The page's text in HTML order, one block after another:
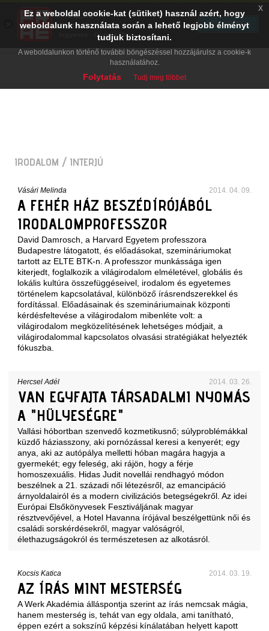
IRODALOM / INTERJÚ
Vásári Melinda 2014. 04. 09.
A FEHÉR HÁZ BESZÉDÍRÓJÁBÓL
IRODALOMPROFESSZOR
David Damrosch , a Harvard Egyetem professzora
Budapestre látogatott, és előadásokat, szemináriumokat
tartott az ELTE BTK-n . A professzor munkássága igen
kiterjedt, foglalkozik a világirodalom elméletével, globális és
lokális kultúra összefüggéseivel, irodalom és egyetemes
történelem kapcsolatával, különböző írásrendszerekkel és
fordítással. Előadásainak és szemináriumainak központi
kérdésfeltevése a világirodalom mibenléte volt: a
világirodalom megközelítésének lehetséges módjait, a
világirodalommal kapcsolatos olvasási stratégiákat helyezték
fókuszba.
Hercsel Adél 2014. 03. 26.
VAN EGYFAJTA TÁRSADALMI NYOMÁS
A "HÜLYESÉGRE"
Vallási hóbortban szenvedő kozmetikusnő; súlyproblémákkal
küzdő háziasszony, aki pornózással keresi a kenyerét; egy
anya, aki az autópálya melletti hóban magára hagyja a
gyermekét; egy feleség, aki rájön, hogy a férje
homoszexuális. Hidas Judit novellái rendhagyó módon
beszélnek a 21. századi női létezésről, az emancipáció
árnyoldalairól és a modern civilizációs betegségekről. Az idei
Európai Elsőkönyvesek Fesztiváljának magyar
résztvevőjével, a Hotel Havanna írójával beszélgettünk női és
családi sorskérdésekről, magyar valóságról,
élethazugságokról és természetesen az alkotásról.
Kocsis Katica 2014. 03. 19.
AZ ÍRÁS MINT MESTERSÉG
A Werk Akadémia álláspontja szerint az írás nemcsak mágia,
hanem mesterség is, tehát van egy oldala, ami tanítható,
éppen ezért a sokszínű képzési kínálatában helyett kapott
Ez a weboldal cookie-kat (sütiket) használ azért, hogy
weboldalunk használata során a lehető legjobb élményt
tudjuk biztosítani.
A weboldalunkon történő további böngészéssel hozzájárulsz a cookie-k
használatához.
Folytatás Tudj meg többet
x
PRAE.HU
Digital Evolution
Ingyenes - Google Play
TELEPÍTÉS